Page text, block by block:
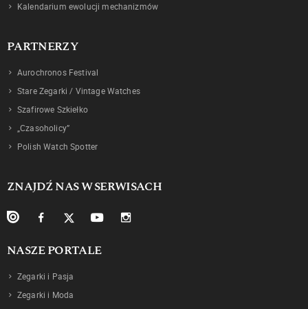
Kalendarium ewolucji mechanizmów
PARTNERZY
Aurochronos Festival
Stare Zegarki / Vintage Watches
Szafirowe Szkiełko
„Czasoholicy”
Polish Watch Spotter
ZNAJDŹ NAS W SERWISACH
NASZE PORTALE
Zegarki i Pasja
Zegarki i Moda